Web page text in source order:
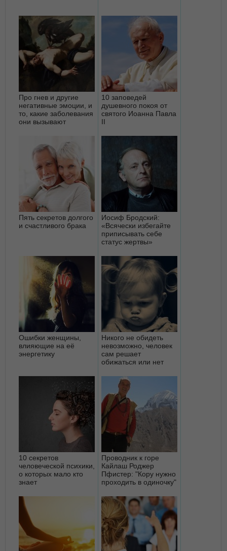
Про гнев и другие
негативные эмоции, и
то, какие заболевания
они вызывают
10 заповедей
душевного покоя от
святого Иоанна Павла
II
Пять секретов долгого
и счастливого брака
Иосиф Бродский:
«Всячески избегайте
приписывать себе
статус жертвы»
Ошибки женщины,
влияющие на её
энергетику
Никого не обидеть
невозможно, человек
сам решает
обижаться или нет
10 секретов
человеческой психики,
о которых мало кто
знает
Проводник к горе
Кайлаш Роджер
Пфистер: "Кору нужно
проходить в одиночку"